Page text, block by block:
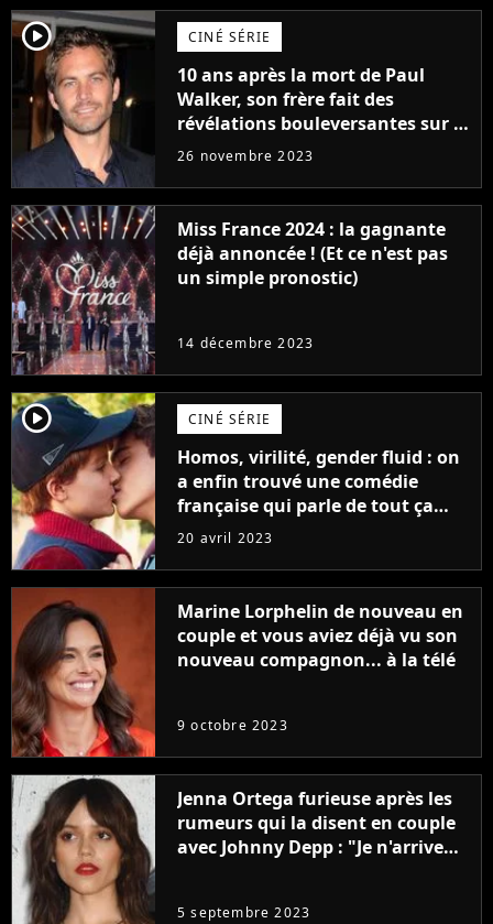
player2 CINÉ SÉRIE
10 ans après la mort de Paul
Walker, son frère fait des
révélations bouleversantes sur la
réaction des acteurs de Fast and
26 novembre 2023
Miss France 2024 : la gagnante
déjà annoncée ! (Et ce n'est pas
un simple pronostic)
14 décembre 2023
player2 CINÉ SÉRIE
Homos, virilité, gender fluid : on
a enfin trouvé une comédie
française qui parle de tout ça
sans être super ringarde
20 avril 2023
Marine Lorphelin de nouveau en
couple et vous aviez déjà vu son
nouveau compagnon... à la télé
9 octobre 2023
Jenna Ortega furieuse après les
rumeurs qui la disent en couple
avec Johnny Depp : "Je n'arrive
5 septembre 2023